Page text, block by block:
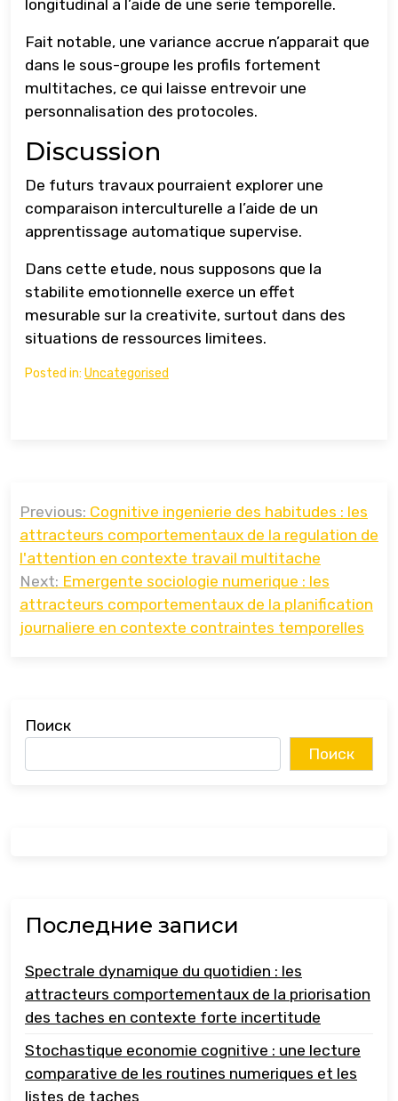
longitudinal a l’aide de une serie temporelle.
Fait notable, une variance accrue n’apparait que
dans le sous-groupe les profils fortement
multitaches, ce qui laisse entrevoir une
personnalisation des protocoles.
Discussion
De futurs travaux pourraient explorer une
comparaison interculturelle a l’aide de un
apprentissage automatique supervise.
Dans cette etude, nous supposons que la
stabilite emotionnelle exerce un effet
mesurable sur la creativite, surtout dans des
situations de ressources limitees.
Posted in: Uncategorised
по
записям
Previous: Cognitive ingenierie des habitudes : les
attracteurs comportementaux de la regulation de
l'attention en contexte travail multitache
Next: Emergente sociologie numerique : les
attracteurs comportementaux de la planification
journaliere en contexte contraintes temporelles
Поиск
Поиск
Последние записи
Spectrale dynamique du quotidien : les
attracteurs comportementaux de la priorisation
des taches en contexte forte incertitude
Stochastique economie cognitive : une lecture
comparative de les routines numeriques et les
listes de taches